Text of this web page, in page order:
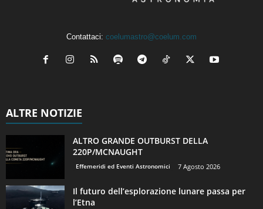
Contattaci: coelumastro@coelum.com
ALTRE NOTIZIE
ALTRO GRANDE OUTBURST DELLA
220P/MCNAUGHT
Effemeridi ed Eventi Astronomici 7 Agosto 2026
Il futuro dell’esplorazione lunare passa per
l’Etna